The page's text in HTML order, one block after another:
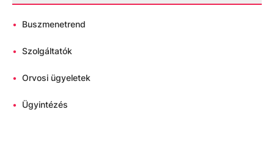
• Buszmenetrend
• Szolgáltatók
• Orvosi ügyeletek
• Ügyintézés